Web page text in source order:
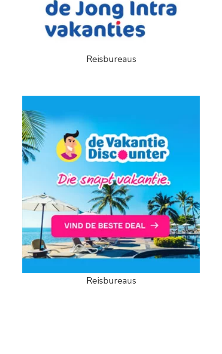
Reisbureaus
Reisbureaus